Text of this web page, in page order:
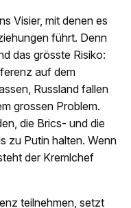
Visier, mit denen es
führt. Denn
das grösste Risiko:
auf dem
Russland fallen
grossen Problem.
die Brics- und die
zu Putin halten. Wenn
der Kremlchef
teilnehmen, setzt